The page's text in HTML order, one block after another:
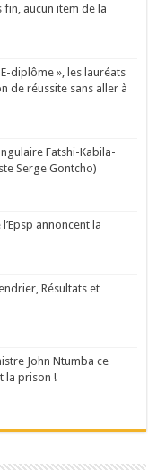
aucun item de la
diplôme », les lauréats
de réussite sans aller à
Fatshi-Kabila-
Serge Gontcho)
annoncent la
Résultats et
John Ntumba ce
la prison !